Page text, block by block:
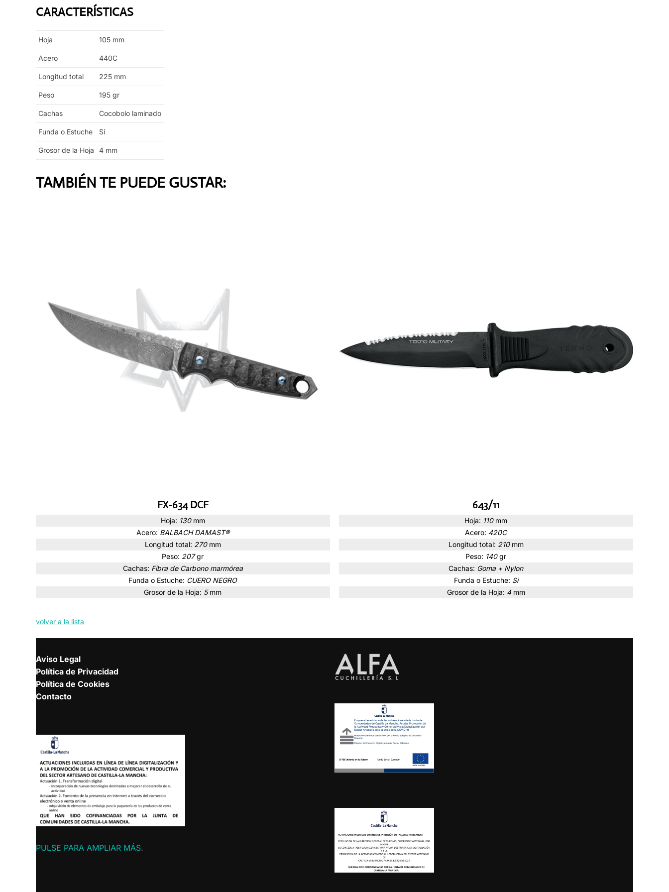
CARACTERÍSTICAS
Hoja 105 mm
Acero 440C
Longitud total 225 mm
Peso 195 gr
Cachas Cocobolo laminado
Funda o Estuche Si
Grosor de la Hoja 4 mm
TAMBIÉN TE PUEDE GUSTAR:
FX-634 DCF
Hoja: 130 mm
Acero: BALBACH DAMAST®
Longitud total: 270 mm
Peso: 207 gr
Cachas: Fibra de Carbono marmórea
Funda o Estuche: CUERO NEGRO
Grosor de la Hoja: 5 mm
643/11
Hoja: 110 mm
Acero: 420C
Longitud total: 210 mm
Peso: 140 gr
Cachas: Goma + Nylon
Funda o Estuche: Si
Grosor de la Hoja: 4 mm
volver a la lista
Aviso Legal
Política de Privacidad
Política de Cookies
Contacto
PULSE PARA AMPLIAR MÁS.